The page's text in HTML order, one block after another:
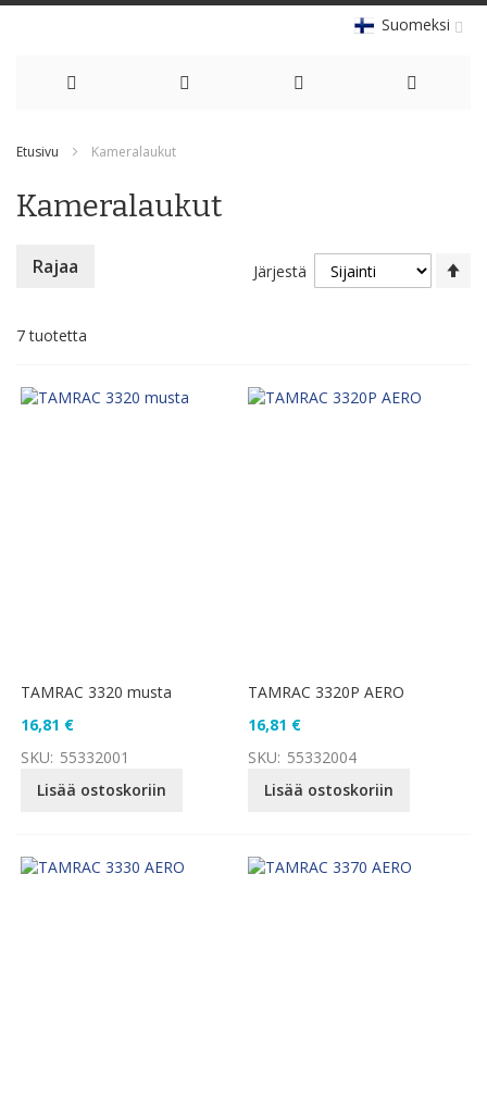
Suomeksi
Content
Etusivu Kameralaukut
Kameralaukut
7tuotetta
Järjestä
TAMRAC 3320 musta
16,81 €
SKU: 55332001
Lisää ostoskoriin
TAMRAC 3320P AERO
16,81 €
SKU: 55332004
Lisää ostoskoriin
Rajaa